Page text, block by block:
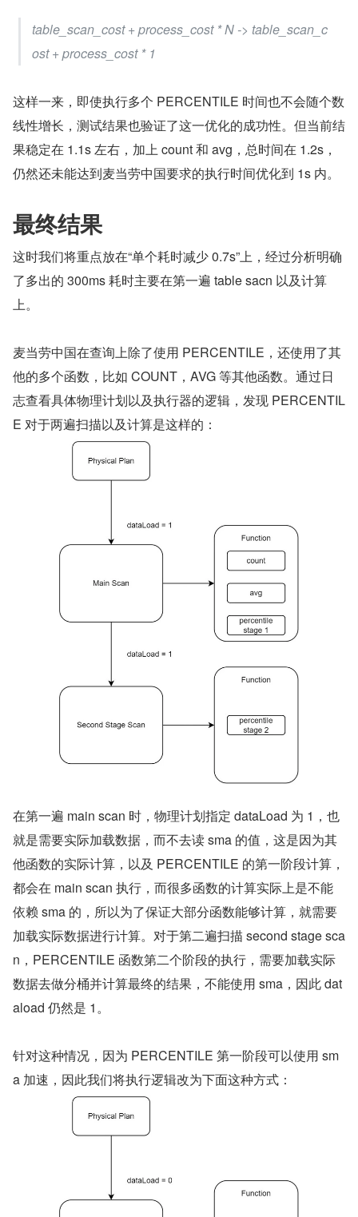
table_scan_cost + process_cost * N -> table_scan_c
ost + process_cost * 1
这样一来，即使执行多个 PERCENTILE 时间也不会随个数
线性增长，测试结果也验证了这一优化的成功性。但当前结
果稳定在 1.1s 左右，加上 count 和 avg，总时间在 1.2s，
仍然还未能达到麦当劳中国要求的执行时间优化到 1s 内。
最终结果
这时我们将重点放在“单个耗时减少 0.7s”上，经过分析明确
了多出的 300ms 耗时主要在第一遍 table sacn 以及计算
上。
麦当劳中国在查询上除了使用 PERCENTILE，还使用了其
他的多个函数，比如 COUNT，AVG 等其他函数。通过日
志查看具体物理计划以及执行器的逻辑，发现 PERCENTIL
E 对于两遍扫描以及计算是这样的：
在第一遍 main scan 时，物理计划指定 dataLoad 为 1，也
就是需要实际加载数据，而不去读 sma 的值，这是因为其
他函数的实际计算，以及 PERCENTILE 的第一阶段计算，
都会在 main scan 执行，而很多函数的计算实际上是不能
依赖 sma 的，所以为了保证大部分函数能够计算，就需要
加载实际数据进行计算。对于第二遍扫描 second stage sca
n，PERCENTILE 函数第二个阶段的执行，需要加载实际
数据去做分桶并计算最终的结果，不能使用 sma，因此 dat
aload 仍然是 1。
针对这种情况，因为 PERCENTILE 第一阶段可以使用 sm
a 加速，因此我们将执行逻辑改为下面这种方式：